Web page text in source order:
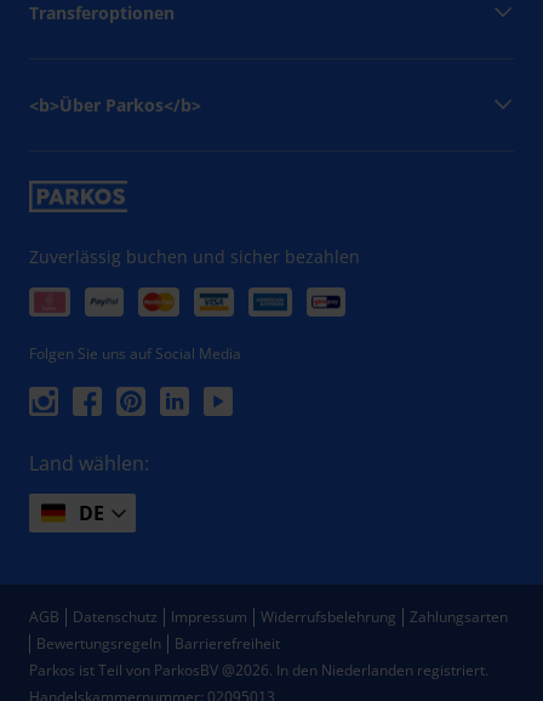
Zuverlässig buchen und sicher bezahlen
Folgen Sie uns auf Social Media
Land wählen:
DE
Transferoptionen
<b>Über Parkos</b>
Parkos ist Teil von ParkosBV @2026. In den Niederlanden registriert.
AGB Datenschutz Impressum Widerrufsbelehrung
Zahlungsarten
Bewertungsregeln
Barrierefreiheit